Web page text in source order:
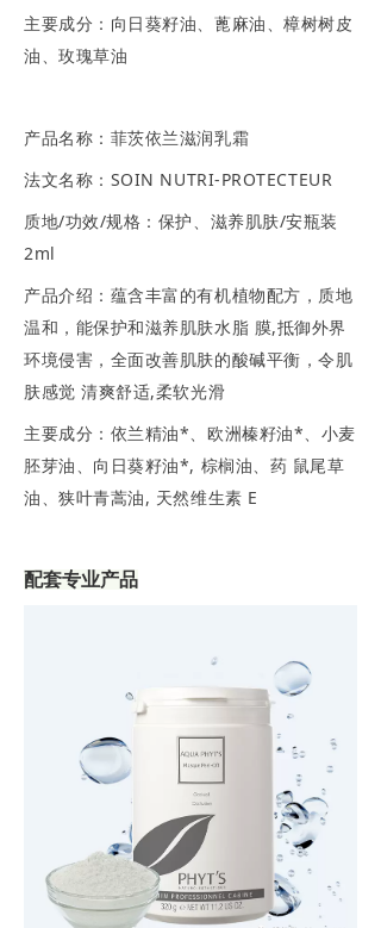
主要成分：向日葵籽油、蓖麻油、樟树树皮
油、玫瑰草油
产品名称：菲茨依兰滋润乳霜
法文名称：SOIN NUTRI-PROTECTEUR
质地/功效/规格：保护、滋养肌肤/安瓶装
2ml
产品介绍：蕴含丰富的有机植物配方，质地
温和，能保护和滋养肌肤水脂 膜,抵御外界
环境侵害，全面改善肌肤的酸碱平衡，令肌
肤感觉 清爽舒适,柔软光滑
主要成分：依兰精油*、欧洲榛籽油*、小麦
胚芽油、向日葵籽油*, 棕榈油、药 鼠尾草
油、狭叶青蒿油, 天然维生素 E
配套专业产品